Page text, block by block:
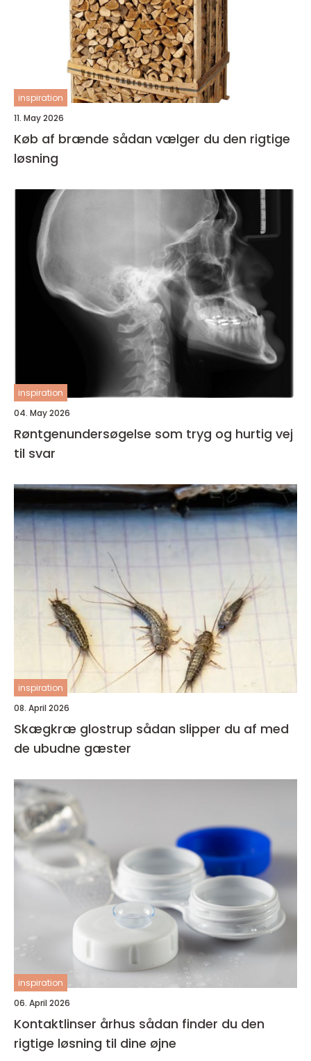
inspiration
11. May 2026
Køb af brænde sådan vælger du den rigtige
løsning
inspiration
04. May 2026
Røntgenundersøgelse som tryg og hurtig vej
til svar
inspiration
08. April 2026
Skægkræ glostrup sådan slipper du af med
de ubudne gæster
inspiration
06. April 2026
Kontaktlinser århus sådan finder du den
rigtige løsning til dine øjne